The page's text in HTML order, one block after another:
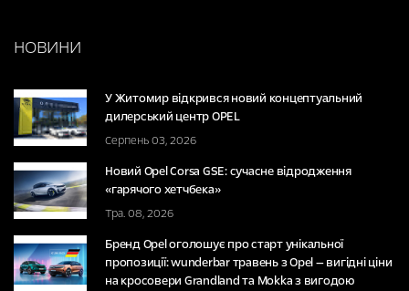
НОВИНИ
У Житомир відкрився новий концептуальний
дилерський центр OPEL
Серпень 03, 2026
Новий Opel Corsa GSE: сучасне відродження
«гарячого хетчбека»
Тра. 08, 2026
Бренд Opel оголошує про старт унікальної
пропозиції: wunderbar травень з Opel — вигідні ціни
на кросовери Grandland та Mokka з вигодою